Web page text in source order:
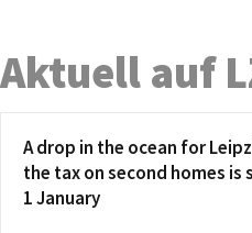
Aktuell auf
A drop in the ocean for
the tax on second homes is
1 January